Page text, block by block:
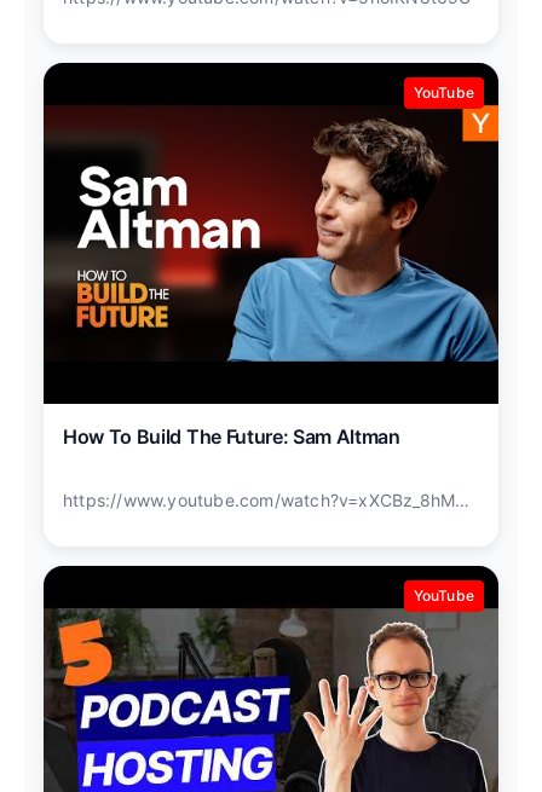
YouTube
How To Build The Future: Sam Altman
https://www.youtube.com/watch?v=xXCBz_8hM9w
YouTube